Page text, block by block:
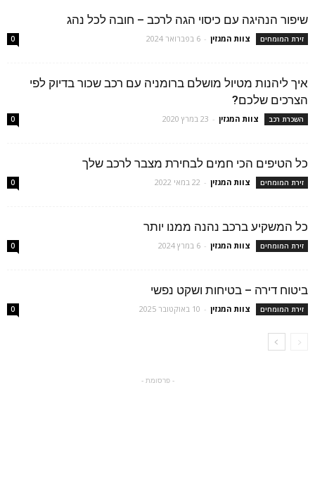
שיפור הנהיגה עם כיסוי הגה לרכב – חובה לכל נהג
זירת המומחים צוות המגזין - 6 בפברואר 2024 0
איך ליהנות מטיול מושלם ברומניה עם רכב שכור בדיוק לפי
הצרכים שלכם?
השכרת רכב צוות המגזין - 23 במרץ 2020 0
כל הטיפים הכי חמים לבחירת מצבר לרכב שלך
זירת המומחים צוות המגזין - 22 במאי 2022 0
כל המשקיע ברכב נהנה ממנו יותר
זירת המומחים צוות המגזין - 6 במרץ 2024 0
ביטוח דירה – בטיחות ושקט נפשי
זירת המומחים צוות המגזין - 10 באוקטובר 2025 0
- פרסומת -